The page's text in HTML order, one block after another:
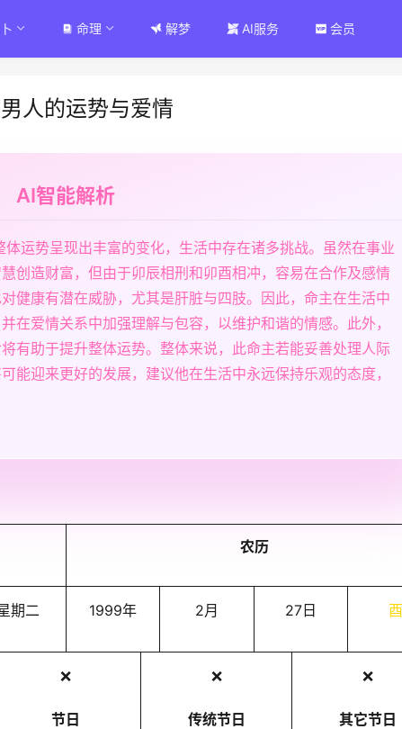
命理 解梦 AI服务 会员
人的运势与爱情
AI智能解析
运势呈现出丰富的变化，生活中存在诸多挑战。虽然在事业
创造财富，但由于卯辰相刑和卯酉相冲，容易在合作及感情
健康有潜在威胁，尤其是肝脏与四肢。因此，命主在生活中
在爱情关系中加强理解与包容，以维护和谐的情感。此外，
有助于提升整体运势。整体来说，此命主若能妥善处理人际
能迎来更好的发展，建议他在生活中永远保持乐观的态度，
期二
农历
1999年 2月 27日 酉
❌
节日
❌
传统节日
❌
其它节日